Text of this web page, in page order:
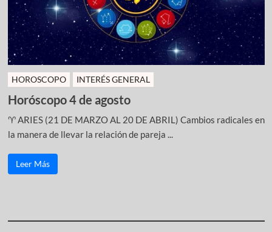
HOROSCOPO INTERÉS GENERAL
Horóscopo 4 de agosto
♈ ARIES (21 DE MARZO AL 20 DE ABRIL) Cambios radicales en
la manera de llevar la relación de pareja ...
Leer Más